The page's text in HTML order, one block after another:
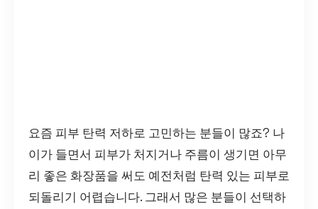
요즘 피부 탄력 저하로 고민하는 분들이 많죠? 나
이가 들면서 피부가 처지거나 주름이 생기면 아무
리 좋은 화장품을 써도 예전처럼 탄력 있는 피부로
되돌리기 어렵습니다. 그래서 많은 분들이 선택하